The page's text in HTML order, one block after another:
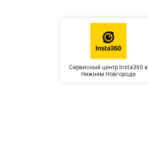
Сервисный центр Insta360 в
Нижнем Новгороде